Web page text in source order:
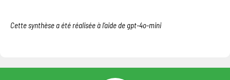
Cette synthèse a été réalisée à l’aide de gpt-4o-mini